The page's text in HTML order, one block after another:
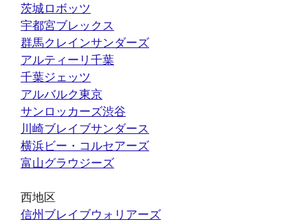
茨城ロボッツ
宇都宮ブレックス
群馬クレインサンダーズ
アルティーリ千葉
千葉ジェッツ
アルバルク東京
サンロッカーズ渋谷
川崎ブレイブサンダース
横浜ビー・コルセアーズ
富山グラウジーズ
西地区
信州ブレイブウォリアーズ